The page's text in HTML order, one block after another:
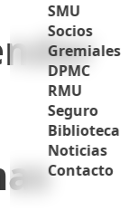
SMU
Socios
Gremiales
DPMC
RMU
Seguro
Biblioteca
Noticias
Contacto